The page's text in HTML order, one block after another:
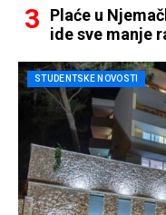
Plaće u
ide sve manje
STUDENTSKE NOVOSTI